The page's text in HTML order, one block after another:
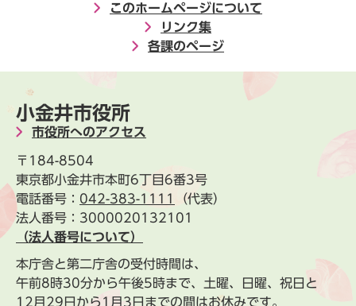
このホームページについて
リンク集
各課のページ
小金井市役所
市役所へのアクセス
〒184-8504
東京都小金井市本町6丁目6番3号
電話番号： 042-383-1111
（代表）
法人番号：3000020132101
（法人番号について）
本庁舎と第二庁舎の受付時間は、
午前8時30分から午後5時まで、土曜、日曜、祝日と
12月29日から1月3日までの間はお休みです。